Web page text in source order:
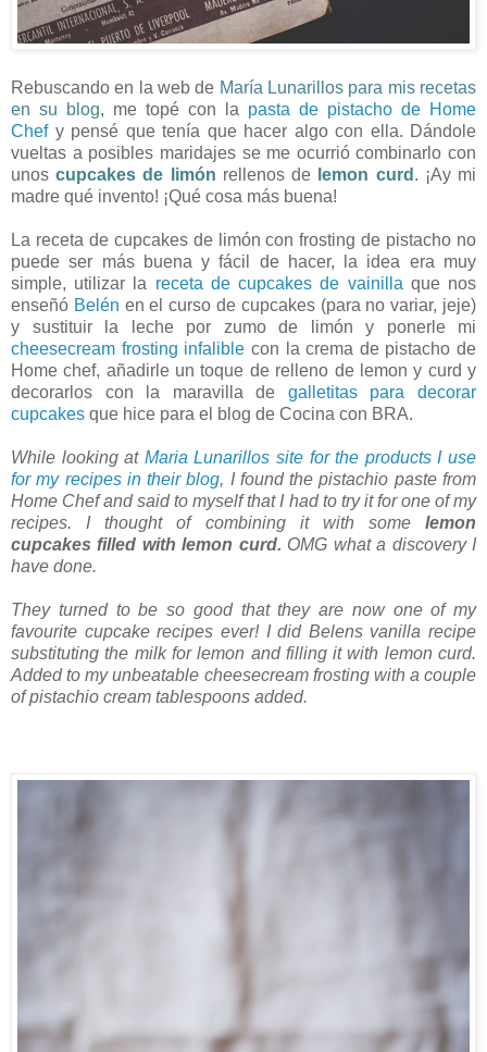
Rebuscando en la web de María Lunarillos para mis recetas
en su blog, me topé con la pasta de pistacho de Home
Chefy pensé que tenía que hacer algo con ella. Dándole
vueltas a posibles maridajes se me ocurrió combinarlo con
unoscupcakes de limón rellenos de lemon curd . ¡Ay mi
madre qué invento! ¡Qué cosa más buena!
La receta de cupcakes de limón con frosting de pistacho no
puede ser más buena y fácil de hacer, la idea era muy
simple, utilizar la receta de cupcakes de vainilla que nos
enseñó Belén en el curso de cupcakes (para no variar, jeje)
y sustituir la leche por zumo de limón y ponerle mi
cheesecream frosting infalible con la crema de pistacho de
Home chef, añadirle un toque de relleno de lemon y curd y
decorarlos con la maravilla de galletitas para decorar
cupcakes que hice para el blog de Cocina con BRA.
While looking at Maria Lunarillos site for the products I use
for my recipes in their blog, I found the pistachio paste from
Home Chef and said to myself that I had to try it for one of my
recipes. I thought of combining it with some lemon
cupcakes filled with lemon curd. OMG what a discovery I
have done.
They turned to be so good that they are now one of my
favourite cupcake recipes ever! I did Belens vanilla recipe
substituting the milk for lemon and filling it with lemon curd.
Added to my unbeatable cheesecream frosting with a couple
of pistachio cream tablespoons added.